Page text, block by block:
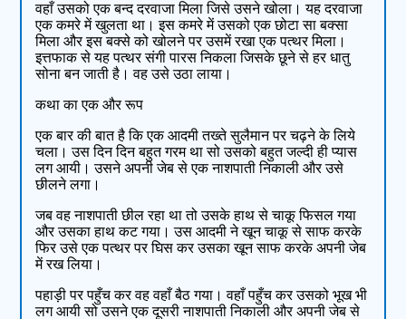
वहाँ उसको एक बन्द दरवाजा मिला जिसे उसने खोला। यह दरवाजा
एक कमरे में खुलता था। इस कमरे में उसको एक छोटा सा बक्सा
मिला और इस बक्से को खोलने पर उसमें रखा एक पत्थर मिला।
इत्तफाक से यह पत्थर संगी पारस निकला जिसके छूने से हर धातु
सोना बन जाती है। वह उसे उठा लाया।
कथा का एक और रूप
एक बार की बात है कि एक आदमी तख्ते सुलैमान पर चढ़ने के लिये
चला। उस दिन दिन बहुत गरम था सो उसको बहुत जल्दी ही प्यास
लग आयी। उसने अपनी जेब से एक नाशपाती निकाली और उसे
छीलने लगा।
जब वह नाशपाती छील रहा था तो उसके हाथ से चाकू फिसल गया
और उसका हाथ कट गया। उस आदमी ने खून चाकू से साफ करके
फिर उसे एक पत्थर पर घिस कर उसका खून साफ करके अपनी जेब
में रख लिया।
पहाड़ी पर पहुँच कर वह वहाँ बैठ गया। वहाँ पहुँच कर उसको भूख भी
लग आयी सो उसने एक दूसरी नाशपाती निकाली और अपनी जेब से